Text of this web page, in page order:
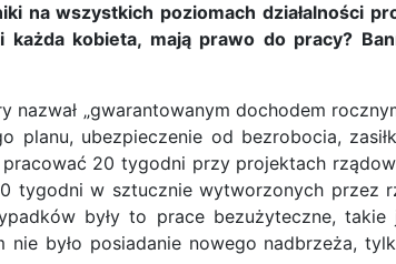
na wszystkich poziomach działalności
kobieta, mają prawo do pracy?
nazwał „gwarantowanym dochodem
planu, ubezpieczenie od bezrobocia,
20 tygodni przy projektach
tygodni w sztucznie wytworzonych
były to prace bezużyteczne,
nie było posiadanie nowego nadbrzeża,